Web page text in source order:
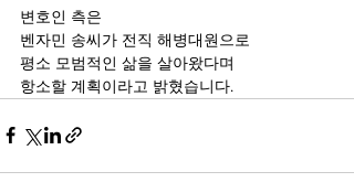
변호인 측은
벤자민 송씨가 전직 해병대원으로
평소 모범적인 삶을 살아왔다며
항소할 계획이라고 밝혔습니다.